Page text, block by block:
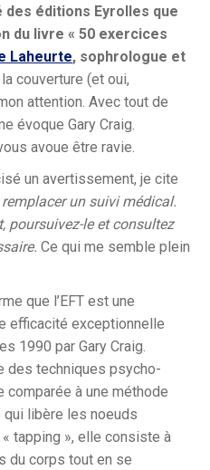
des éditions Eyrolles que
du livre « 50 exercices
Laheurte, sophrologue et
couverture (et oui,
attention. Avec tout de
évoque Gary Craig.
avoue être ravie.
un avertissement, je cite
un suivi médical.
poursuivez-le et consultez
Ce qui me semble plein
que l’EFT est une
efficacité exceptionnelle
1990 par Gary Craig.
des techniques psycho-
comparée à une méthode
qui libère les noeuds
tapping », elle consiste à
du corps tout en se